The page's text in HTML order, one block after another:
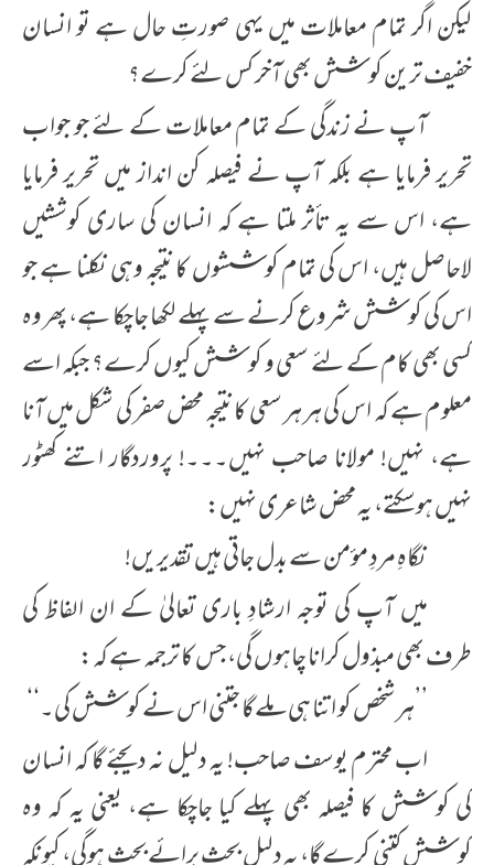
لیکن اگر تمام معاملات میں یہی صورتِ حال ہے تو انسان
خفیف ترین کوشش بھی آخر کس لئے کرے؟
آپ نے زندگی کے تمام معاملات کے لئے جو جواب
تحریر فرمایا ہے بلکہ آپ نے فیصلہ کن انداز میں تحریر فرمایا
ہے، اس سے یہ تأثر ملتا ہے کہ انسان کی ساری کوششیں
لاحاصل ہیں، اس کی تمام کوششوں کا نتیجہ وہی نکلنا ہے جو
اس کی کوشش شروع کرنے سے پہلے لکھا جاچکا ہے، پھر وہ
کسی بھی کام کے لئے سعی و کوشش کیوں کرے؟ جبکہ اسے
معلوم ہے کہ اس کی ہر ہر سعی کا نتیجہ محض صفر کی شکل میں آنا
ہے، نہیں! مولانا صاحب نہیں۔۔۔! پروردگار اتنے کھٹور
نہیں ہوسکتے، یہ محض شاعری نہیں:
نگاہِ مردِ مؤمن سے بدل جاتی ہیں تقدیریں!
میں آپ کی توجہ ارشادِ باری تعالیٰ کے ان الفاظ کی
طرف بھی مبذول کرانا چاہوں گی، جس کا ترجمہ ہے کہ:
’’ہر شخص کو اتنا ہی ملے گا جتنی اس نے کوشش کی۔‘‘
اب محترم یوسف صاحب! یہ دلیل نہ دیجئے گا کہ انسان
کی کوشش کا فیصلہ بھی پہلے کیا جاچکا ہے، یعنی یہ کہ وہ